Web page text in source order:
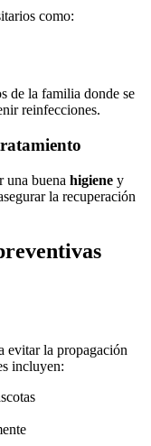
como:
de la familia donde se
reinfecciones.
una buena higiene y
la recuperación
evitar la propagación
incluyen: